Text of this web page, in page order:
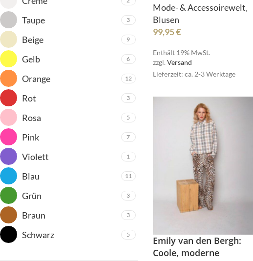
ALLE PRODUKTE
Blazer
Blusen
HOT
Jacken/Mäntel
Mützen
Blusen
Cardigan/Strickjacke
Hosen
Jacken/Mäntel
Jeans
Codello
Taupe 3
Beige 9
Gelb 6
Orange 12
Rot 3
Rosa 5
Pink 7
Violett 1
Blau 11
Grün 3
Braun 3
Schwarz 5
Mode- & Accessoirewelt,
Blusen
99,95€
Enthält 19% MwSt.
zzgl. Versand
Lieferzeit: ca. 2-3 Werktage
Emily van den Bergh:
Coole, moderne